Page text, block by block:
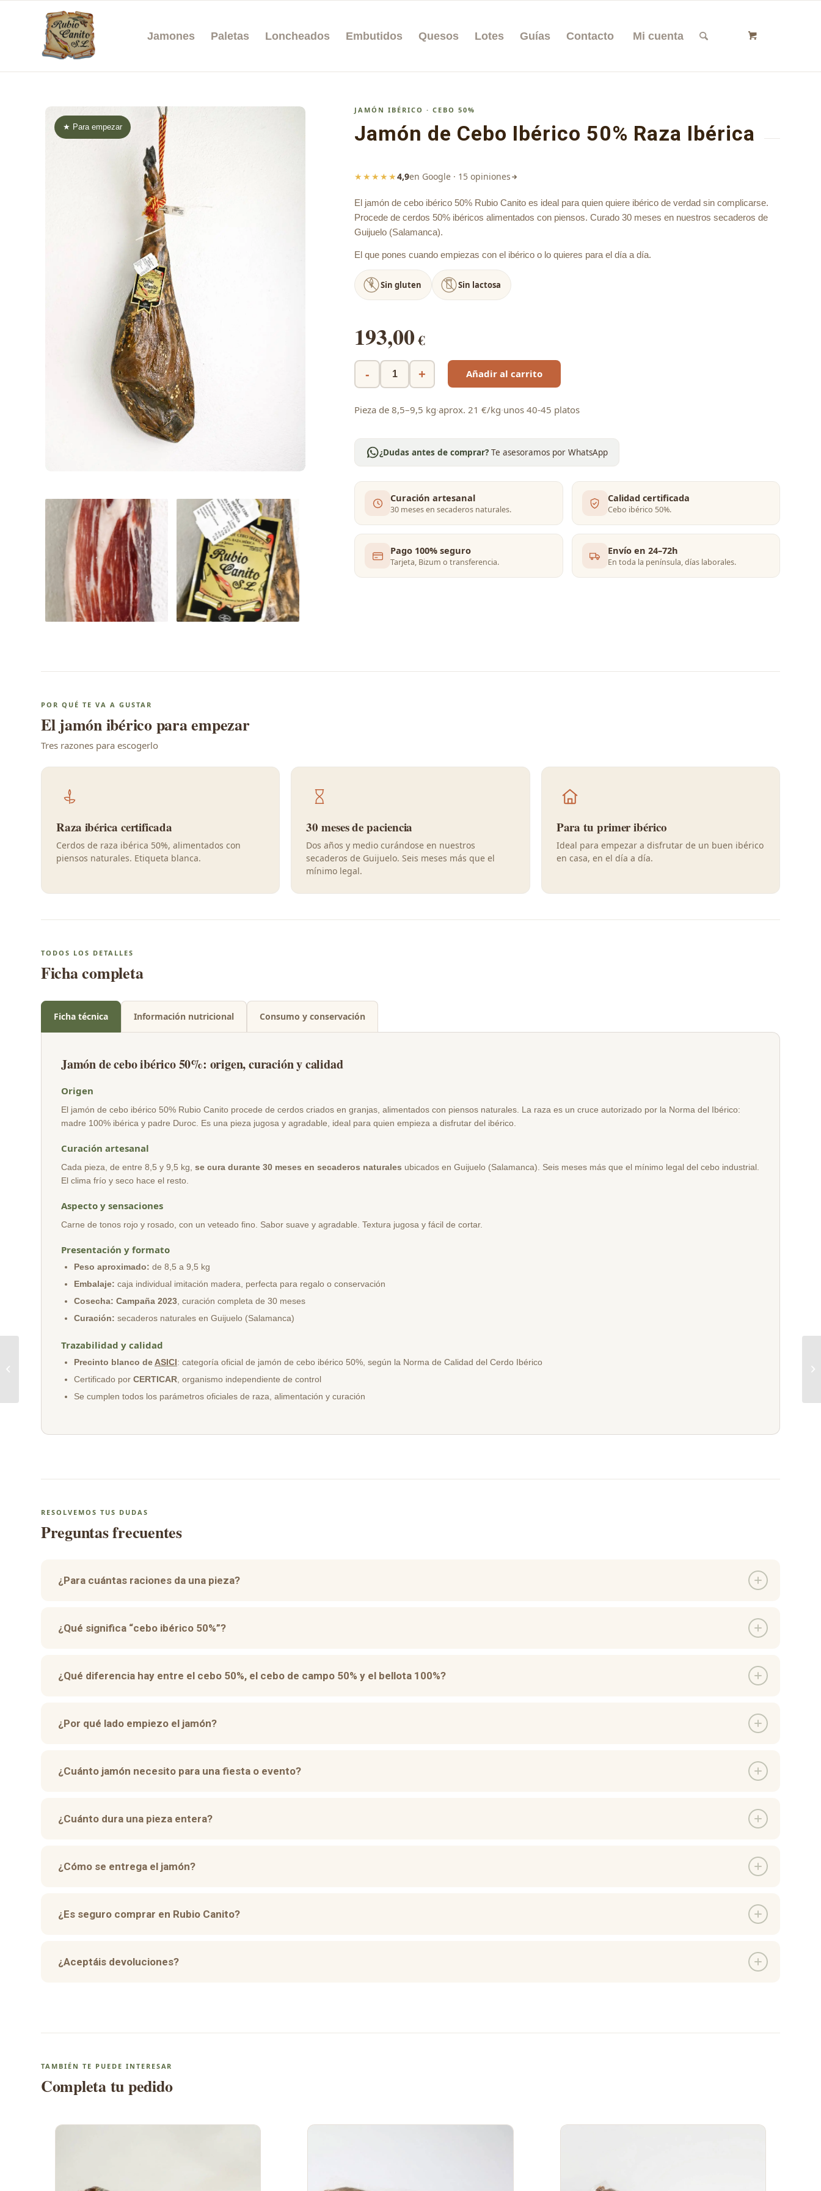
Jamones Paletas Loncheados Embutidos Quesos Lotes Guías Contacto Mi cuenta
JAMÓN IBÉRICO · CEBO 50%
Jamón de Cebo Ibérico 50% Raza Ibérica
★★★★★4,9en Google · 15 opiniones
El jamón de cebo ibérico 50% Rubio Canito es ideal para quien quiere ibérico de verdad sin complicarse.
Procede de cerdos 50% ibéricos alimentados con piensos. Curado 30 meses en nuestros secaderos de
Guijuelo (Salamanca).
El que pones cuando empiezas con el ibérico o lo quieres para el día a día.
Sin gluten Sin lactosa
193,00€
Añadir al carrito
Pieza de 8,5–9,5 kg·aprox. 21 €/kg·unos 40-45 platos
¿Dudas antes de comprar? Te asesoramos por WhatsApp
Curación artesanal
30 meses en secaderos naturales.
Calidad certificada
Cebo ibérico 50%.
Pago 100% seguro
Tarjeta, Bizum o transferencia.
Envío en 24–72h
En toda la península, días laborales.
POR QUÉ TE VA A GUSTAR
El jamón ibérico para empezar
Tres razones para escogerlo
Raza ibérica certificada
Cerdos de raza ibérica 50%, alimentados con
piensos naturales. Etiqueta blanca.
30 meses de paciencia
Dos años y medio curándose en nuestros
secaderos de Guijuelo. Seis meses más que el
mínimo legal.
Para tu primer ibérico
Ideal para empezar a disfrutar de un buen ibérico
en casa, en el día a día.
TODOS LOS DETALLES
Ficha completa
Ficha técnica Información nutricional Consumo y conservación
Jamón de cebo ibérico 50%: origen, curación y calidad
Origen
El jamón de cebo ibérico 50% Rubio Canito procede de cerdos criados en granjas, alimentados con piensos naturales. La raza es un cruce autorizado por la Norma del Ibérico:
madre 100% ibérica y padre Duroc. Es una pieza jugosa y agradable, ideal para quien empieza a disfrutar del ibérico.
Curación artesanal
Cada pieza, de entre 8,5 y 9,5 kg, se cura durante 30 meses en secaderos naturales ubicados en Guijuelo (Salamanca). Seis meses más que el mínimo legal del cebo industrial.
El clima frío y seco hace el resto.
Aspecto y sensaciones
Carne de tonos rojo y rosado, con un veteado fino. Sabor suave y agradable. Textura jugosa y fácil de cortar.
Presentación y formato
Peso aproximado: de 8,5 a 9,5 kg
Embalaje: caja individual imitación madera, perfecta para regalo o conservación
Cosecha: Campaña 2023 , curación completa de 30 meses
Curación: secaderos naturales en Guijuelo (Salamanca)
Trazabilidad y calidad
Precinto blanco de ASICI: categoría oficial de jamón de cebo ibérico 50%, según la Norma de Calidad del Cerdo Ibérico
Certificado por CERTICAR , organismo independiente de control
Se cumplen todos los parámetros oficiales de raza, alimentación y curación
RESOLVEMOS TUS DUDAS
Preguntas frecuentes
¿Para cuántas raciones da una pieza?
¿Qué significa “cebo ibérico 50%”?
¿Qué diferencia hay entre el cebo 50%, el cebo de campo 50% y el bellota 100%?
¿Por qué lado empiezo el jamón?
¿Cuánto jamón necesito para una fiesta o evento?
¿Cuánto dura una pieza entera?
¿Cómo se entrega el jamón?
¿Es seguro comprar en Rubio Canito?
¿Aceptáis devoluciones?
TAMBIÉN TE PUEDE INTERESAR
Completa tu pedido
Raza Ibérica